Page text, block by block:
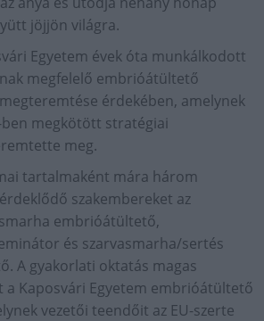
jöjjön világra.
Egyetem évek óta munkálkodott
megfelelő embrióátültető
érdekében, amelynek
megkötött stratégiai
meg.
tartalmaként mára három
szakembereket az
embrióátültető,
és szarvasmarha/sertés
A gyakorlati oktatás magas
a Kaposvári Egyetem embrióátültető
vezetői teendőit az EU-szerte